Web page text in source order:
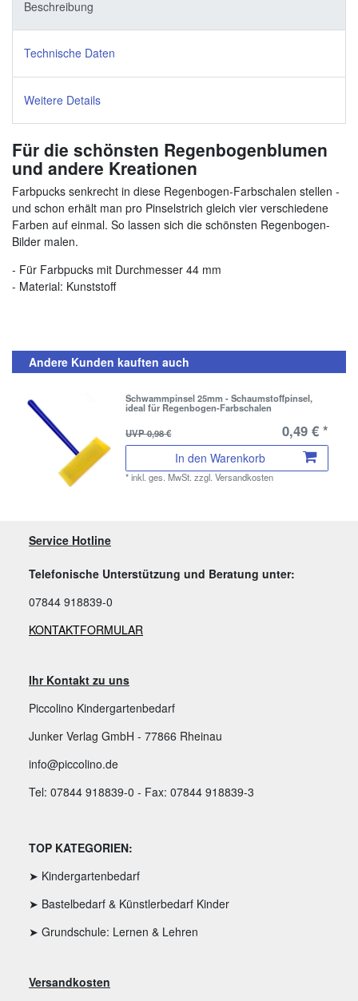
Beschreibung
Technische Daten
Weitere Details
Für die schönsten Regenbogenblumen
und andere Kreationen
Farbpucks senkrecht in diese Regenbogen-Farbschalen stellen -
und schon erhält man pro Pinselstrich gleich vier verschiedene
Farben auf einmal. So lassen sich die schönsten Regenbogen-
Bilder malen.
- Für Farbpucks mit Durchmesser 44 mm
- Material: Kunststoff
Andere Kunden kauften auch
Schwammpinsel 25mm - Schaumstoffpinsel,
ideal für Regenbogen-Farbschalen
UVP 0,98 €
0,49 € *
In den Warenkorb
*inkl. ges. MwSt. zzgl.Versandkosten
Service Hotline
Telefonische Unterstützung und Beratung unter:
07844 918839-0
KONTAKTFORMULAR
Ihr Kontakt zu uns
Piccolino Kindergartenbedarf
Junker Verlag GmbH - 77866 Rheinau
info@piccolino.de
Tel: 07844 918839-0 - Fax: 07844 918839-3
TOP KATEGORIEN:
➤ Kindergartenbedarf
➤ Bastelbedarf & Künstlerbedarf Kinder
➤ Grundschule: Lernen & Lehren
Versandkosten